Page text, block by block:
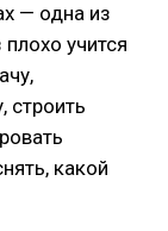
— одна из
учится
строить
какой